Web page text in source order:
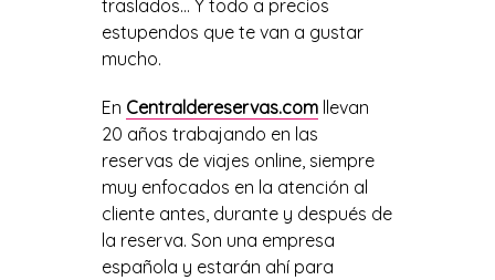
traslados… Y todo a precios
estupendos que te van a gustar
mucho.
En Centraldereservas.comllevan
20 años trabajando en las
reservas de viajes online, siempre
muy enfocados en la atención al
cliente antes, durante y después de
la reserva. Son una empresa
española y estarán ahí para